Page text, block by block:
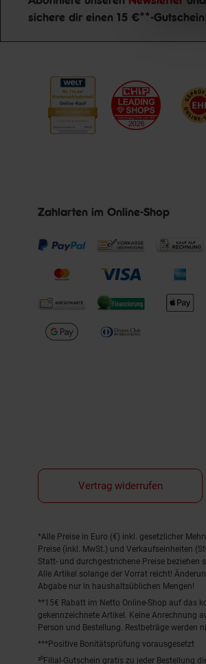
Newsletter Anmeldung
sichere dir einen 15 €**-
Zahlarten im Online-Shop
Vertrag widerrufen
Fußnoten
*Alle Preise in Euro (€) inkl. gesetzlicher
Preise (inkl. MwSt.) und Verkaufseinheiten
Statt- und durchgestrichene Preise beziehen
Alle Artikel solange der Vorrat reicht!
Abgabe nur in haushaltsüblichen Mengen!
**15€ Rabatt im Netto Online-Shop auf das
gekennzeichnete Artikel. Keine Anrechnung
Person und Bestellung. Restbeträge werden
***Positive Bonitätsprüfung vorausgesetzt
²⁰Filial-Gutschein gratis zu jeder Bestellung